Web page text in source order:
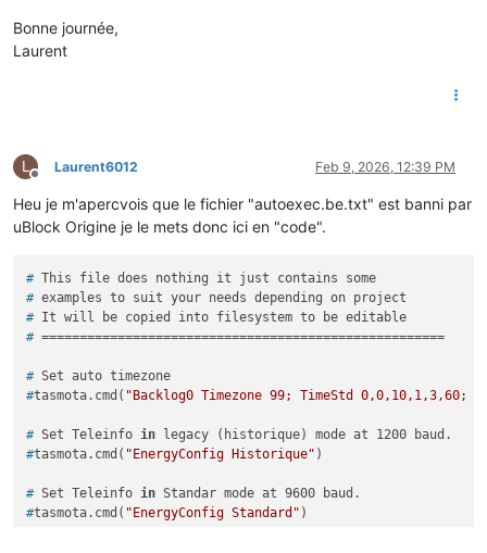
Bonne journée,
Laurent
L
Offline
Laurent6012 Feb 9, 2026, 12:39 PM
Heu je m'apercvois que le fichier "autoexec.be.txt" est banni par
uBlock Origine je le mets donc ici en "code".
# This file does nothing it just contains some
# examples to suit your needs depending on project
# It will be copied into filesystem to be editable
# =====================================================
# Set auto timezone
#tasmota.cmd( "Backlog0 Timezone 99; TimeStd 0,0,10,1,3,60;
# Set Teleinfo in legacy (historique) mode at 1200 baud.
#tasmota.cmd( "EnergyConfig Historique" )
# Set Teleinfo in Standar mode at 9600 baud.
#tasmota.cmd( "EnergyConfig Standard" )